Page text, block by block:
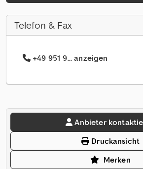
Telefon & Fax
+49 951 9... anzeigen
Anbieter
Druckansicht
Merken